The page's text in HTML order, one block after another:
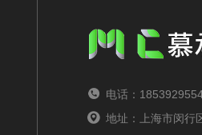
电话：
地址：上海市闵行